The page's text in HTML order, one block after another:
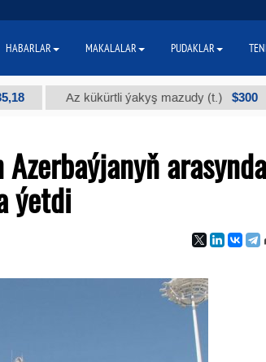
Az kükürtli ýakyş mazudy (t.) $300
ýetdi
HABARLAR MAKALALAR PUDAKLAR